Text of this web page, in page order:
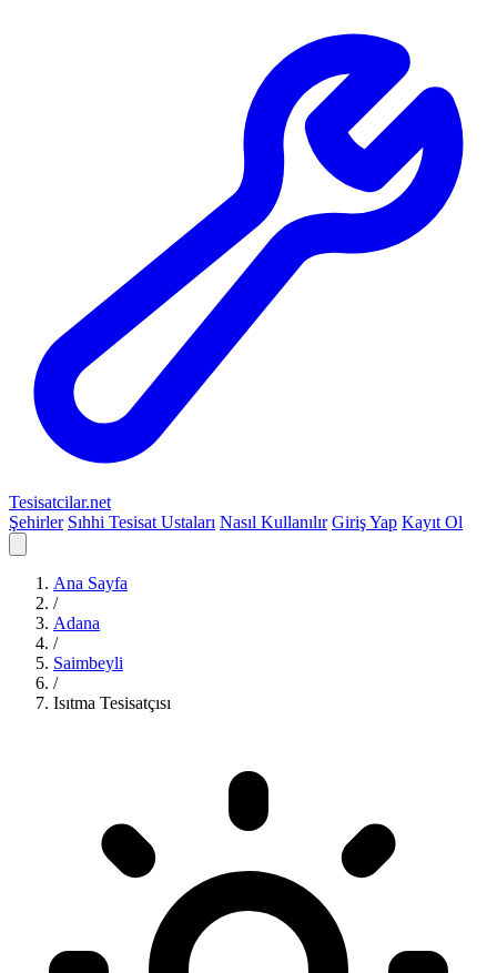
Tesisatcilar.net
Şehirler Sıhhi Tesisat Ustaları Nasıl Kullanılır Giriş Yap Kayıt Ol
Ana Sayfa
/
Adana
/
Saimbeyli
/
Isıtma Tesisatçısı